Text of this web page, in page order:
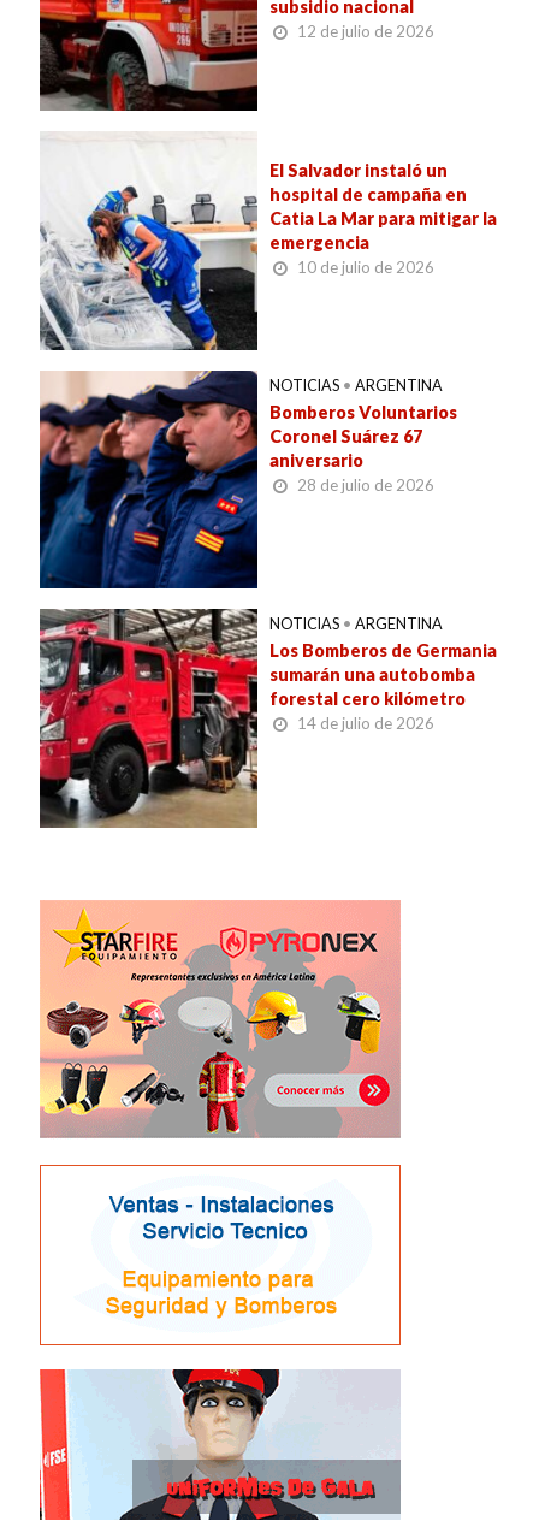
subsidio nacional
12 de julio de 2026
El Salvador instaló un
hospital de campaña en
Catia La Mar para mitigar la
emergencia
10 de julio de 2026
NOTICIAS • ARGENTINA
Bomberos Voluntarios
Coronel Suárez 67
aniversario
28 de julio de 2026
NOTICIAS • ARGENTINA
Los Bomberos de Germania
sumarán una autobomba
forestal cero kilómetro
14 de julio de 2026